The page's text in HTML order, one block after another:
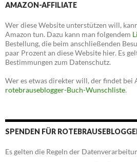
AMAZON-AFFILIATE
Wer diese Website unterstützen will,
Amazon tun. Dazu kann man folgendem
Bestellung, die beim anschließenden
paar Prozent an diese Website hier. Es
Bestimmungen zum Datenschutz.
Wer es etwas direkter will, der findet bei
rotebrauseblogger-Buch-Wunschliste.
SPENDEN FÜR
Es gelten die Regeln der